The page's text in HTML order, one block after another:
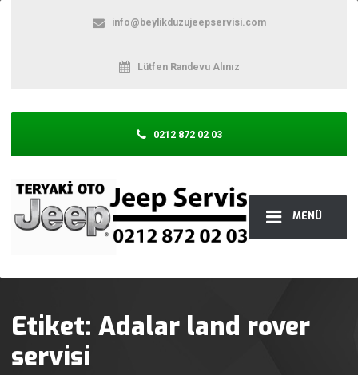
MENÜ
info@beylikduzujeepservisi.com
Lütfen Randevu Alınız
0212 872 02 03
Etiket:Adalar land rover
servisi